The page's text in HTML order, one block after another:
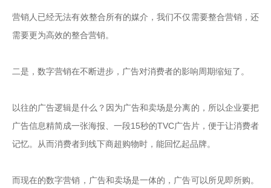
营销人已经无法有效整合所有的媒介，我们不仅需要整合营销，还
需要更为高效的整合营销。
二是，数字营销在不断进步，广告对消费者的影响周期缩短了。
以往的广告逻辑是什么？因为广告和卖场是分离的，所以企业要把
广告信息精简成一张海报、一段15秒的TVC广告片，便于让消费者
记忆。从而消费者到线下商超购物时，能回忆起品牌。
而现在的数字营销，广告和卖场是一体的，广告可以所见即所购。